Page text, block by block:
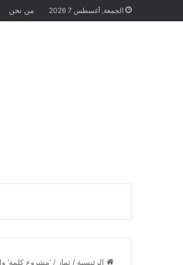
الجمعة, أغسطس 7 2026 من نحن
الرئيسية / ثمار / ‘مشروع كلمة’